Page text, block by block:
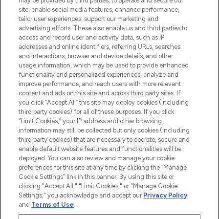
sowie Make-Up von über 200
renommierten Marken. Shoppe online
oder über die App mit kostenloser
Lieferung ab einem Einkaufswert von 30€.
Cookie-Einwilligung
Do Not Sell or Share My Personal
Information
HILFE & INFORMATION
IMPRESSUM
ÜBER LOOKFANTASTIC
Pay Securely With
site, enable social media features, enhance performance,
tailor user experiences, support our marketing and
advertising efforts. These also enable us and third parties to
access and record user and activity data, such as IP
addresses and online identifiers, referring URLs, searches
and interactions, browser and device details, and other
usage information, which may be used to provide enhanced
functionality and personalized experiences, analyze and
improve performance, and reach users with more relevant
content and ads on this site and across third party sites. If
you click “Accept All” this site may deploy cookies (including
third party cookies) for all of these purposes. If you click
“Limit Cookies,” your IP address and other browsing
information may still be collected but only cookies (including
third party cookies) that are necessary to operate, secure and
enable default website features and functionalities will be
deployed. You can also review and manage your cookie
preferences for this site at any time by clicking the “Manage
Cookie Settings” link in this banner. By using this site or
clicking "Accept All," "Limit Cookies," or "Manage Cookie
Settings," you acknowledge and accept our Privacy Policy
and Terms of Use.